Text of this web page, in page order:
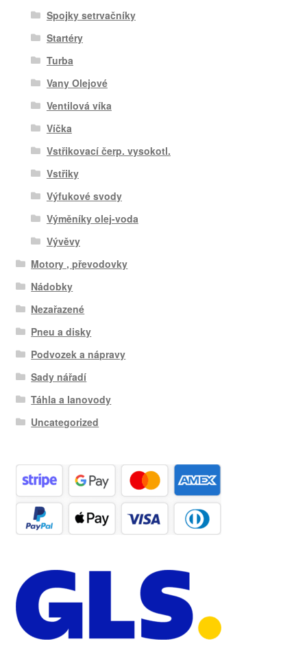
Spojky setrvačníky
Startéry
Turba
Vany Olejové
Ventilová víka
Víčka
Vstřikovací čerp. vysokotl.
Vstřiky
Výfukové svody
Výměníky olej-voda
Vývěvy
Motory , převodovky
Nádobky
Nezařazené
Pneu a disky
Podvozek a nápravy
Sady nářadí
Táhla a lanovody
Uncategorized